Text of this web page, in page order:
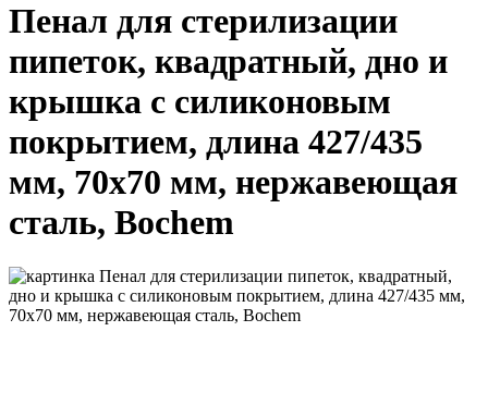
Пенал для стерилизации
пипеток, квадратный, дно и
крышка с силиконовым
покрытием, длина 427/435
мм, 70x70 мм, нержавеющая
сталь, Bochem